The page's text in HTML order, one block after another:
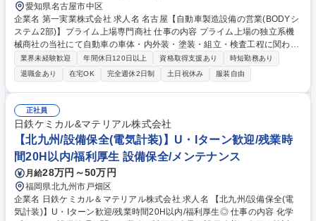
愛知県名古屋市中区
企業名 第一実業株式会社 求人名 名古屋【自動車製造設備の営業(BODYシ
ステム2部)】プライム上場専門商社 仕事の内容 プライム上場の独立系機
械商社の当社にて自動車の車体・内外装・塗装・組立・検査工程に関わる
生産設備を、車体メーカーのTier1、Tier2（内装品・外装品）をお客様と
して提案する技術提案型の法人営業です。 【具体的な業務内容】 ■自動車
関連メーカーへの課題ヒアリング ■組立・検査・搬送等の生産設備提案 ■
国内外メーカーとの仕様・価格・納期調整 ■装置導入時の進行管理、立会
い、アフターフォロー ■既存顧客深耕、新技術・新商材の提案 募集職種
名古屋【自動車製造設備の営業(BODYシステム2部)】プライム上場専門商
社
業界未経験歓迎 年間休日120日以上 資格取得支援あり
時短勤務あり
退職金あり
在宅OK 完全週休2日制 土日祝休み 服装自由
正社員
日鉄ケミカル&マテリアル株式会社
【北九州/設備保全(電気計装)】U・Iターン歓迎/残業時
間20H以内/福利厚生 設備保全/メンテナンス
月給28万円～50万円
福岡県北九州市戸畑区
企業名 日鉄ケミカル＆マテリアル株式会社 求人名 【北九州/設備保全(電
気計装)】U・Iターン歓迎/残業時間20H以内/福利厚生◎ 仕事の内容 化学